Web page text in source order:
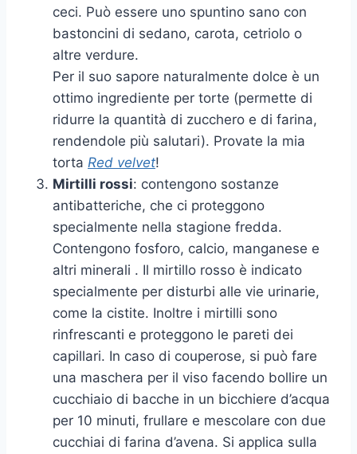
ceci. Può essere uno spuntino sano con
bastoncini di sedano, carota, cetriolo o
altre verdure.
Per il suo sapore naturalmente dolce è un
ottimo ingrediente per torte (permette di
ridurre la quantità di zucchero e di farina,
rendendole più salutari). Provate la mia
torta Red velvet!
Mirtilli rossi: contengono sostanze
antibatteriche, che ci proteggono
specialmente nella stagione fredda.
Contengono fosforo, calcio, manganese e
altri minerali . Il mirtillo rosso è indicato
specialmente per disturbi alle vie urinarie,
come la cistite. Inoltre i mirtilli sono
rinfrescanti e proteggono le pareti dei
capillari. In caso di couperose, si può fare
una maschera per il viso facendo bollire un
cucchiaio di bacche in un bicchiere d’acqua
per 10 minuti, frullare e mescolare con due
cucchiai di farina d’avena. Si applica sulla